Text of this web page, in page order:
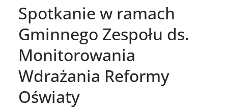
Spotkanie w ramach
Gminnego Zespołu ds.
Monitorowania
Wdrażania Reformy
Oświaty